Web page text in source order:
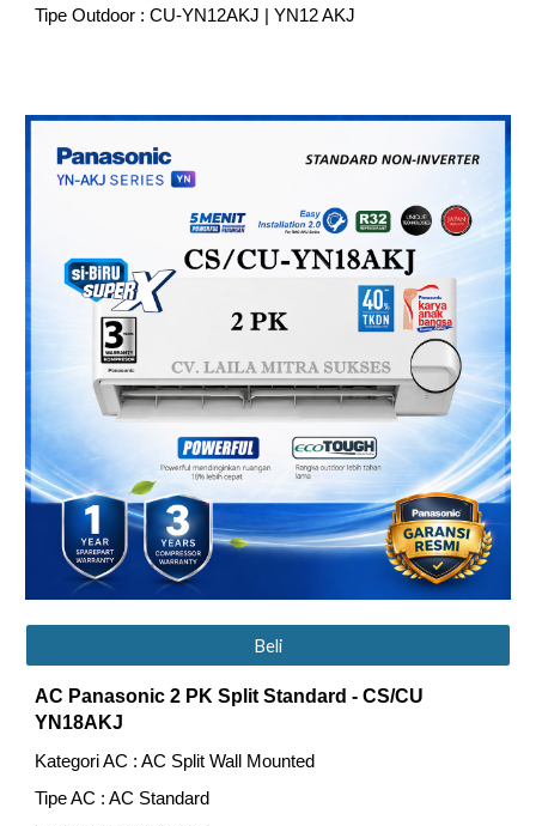
Tipe Outdoor : CU-YN12AKJ | YN12 AKJ
Beli
AC Panasonic2 PK Split Standard - CS/CU
YN18AKJ
Kategori AC : AC Split Wall Mounted
Tipe AC : AC Standard